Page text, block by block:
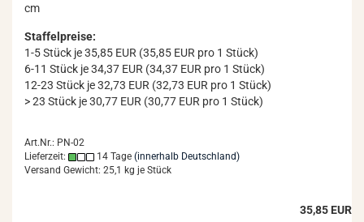
cm
Staffelpreise:
1-5 Stück je 35,85 EUR (35,85 EUR pro 1 Stück)
6-11 Stück je 34,37 EUR (34,37 EUR pro 1 Stück)
12-23 Stück je 32,73 EUR (32,73 EUR pro 1 Stück)
> 23 Stück je 30,77 EUR (30,77 EUR pro 1 Stück)
Art.Nr.: PN-02
Lieferzeit:
14 Tage (innerhalb Deutschland)
Versand Gewicht: 25,1 kg je Stück
35,85 EUR